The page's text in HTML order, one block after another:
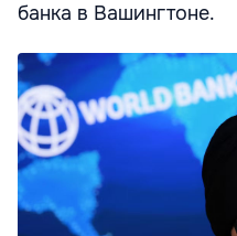
банка в Вашингтоне.